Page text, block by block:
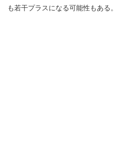
も若干プラスになる可能性もある。